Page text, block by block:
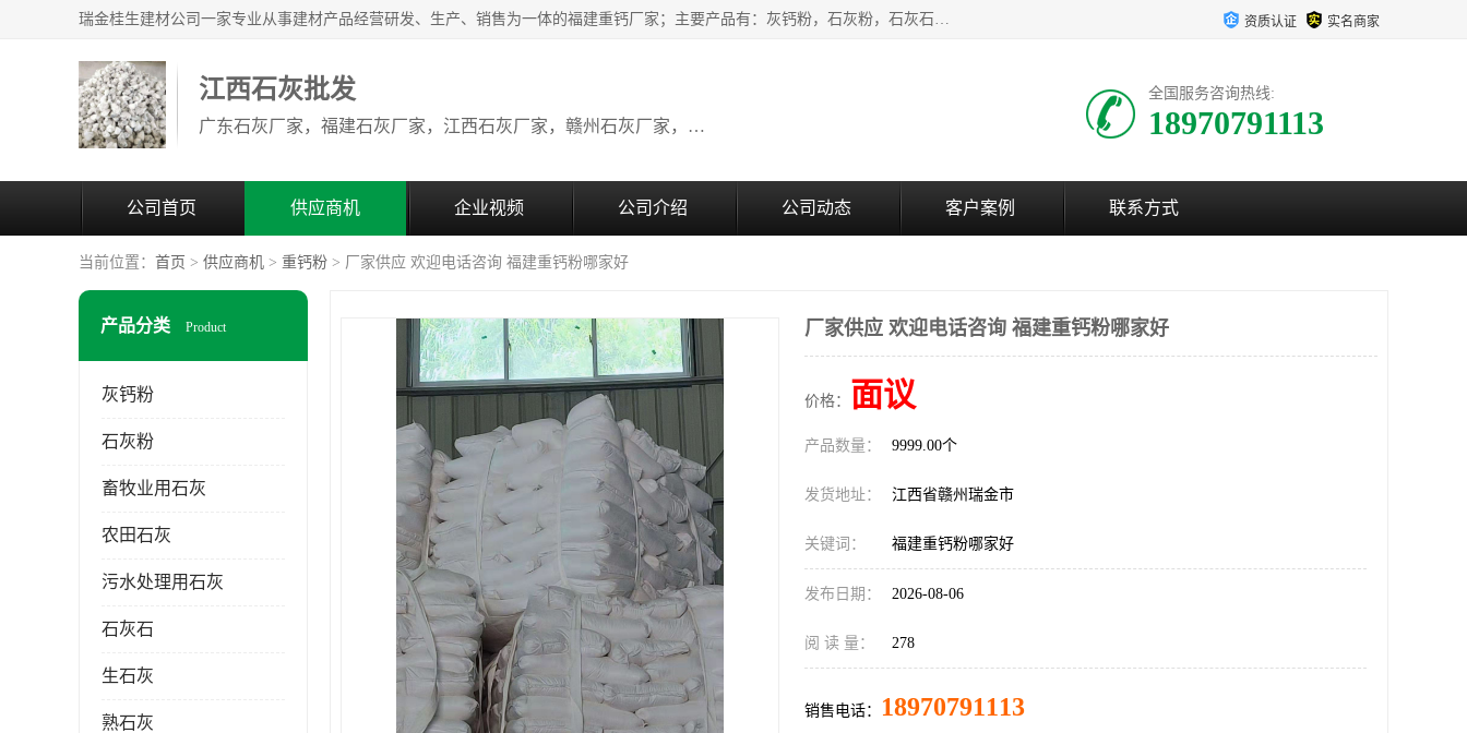
瑞金桂生建材公司一家专业从事建材产品经营研发、生产、销售为一体的福建重钙厂家；主要产品有：灰钙粉，石灰粉，石灰石，生石灰，熟石灰，氧化钙，重钙粉，氢氧化钙，农田石灰，畜牧业用石灰等。欢迎新老客户来电咨询！ 资质认证 实名商家
江西石灰批发
广东石灰厂家，福建石灰厂家，江西石灰厂家，赣州石灰厂家，东莞石灰厂家
全国服务咨询热线:
18970791113
公司首页 供应商机 企业视频 公司介绍 公司动态 客户案例 联系方式
当前位置： 首页 > 供应商机 > 重钙粉 > 厂家供应 欢迎电话咨询 福建重钙粉哪家好
产品分类 Product
灰钙粉
石灰粉
畜牧业用石灰
农田石灰
污水处理用石灰
石灰石
生石灰
熟石灰
厂家供应 欢迎电话咨询 福建重钙粉哪家好
价格： 面议
产品数量： 9999.00个
发货地址： 江西省赣州瑞金市
关键词： 福建重钙粉哪家好
发布日期： 2026-08-06
阅 读 量： 278
销售电话： 18970791113